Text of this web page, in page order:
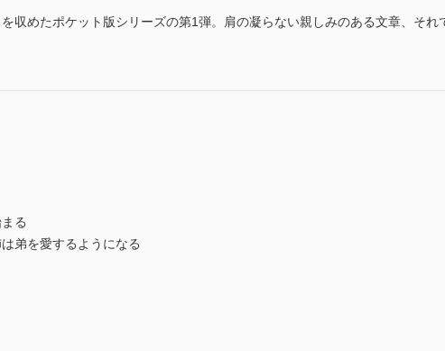
収めたポケット版シリーズの第1弾。肩の凝らない親しみのある文章、それ
る
弟を愛するようになる